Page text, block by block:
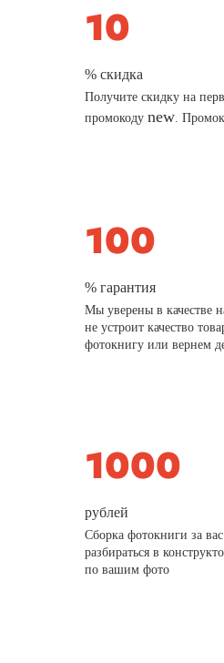
% скидка
Получите скидку на
промокодуnew.
% гарантия
Мы уверены в качестве
не устроит качество
фотокнигу или вернем
рублей
Сборка фотокниги за
разбираться в
по вашим фото